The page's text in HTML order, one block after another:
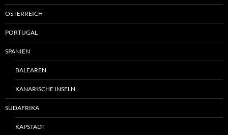
ÖSTERREICH
PORTUGAL
SPANIEN
BALEAREN
KANARISCHE INSELN
SÜDAFRIKA
KAPSTADT